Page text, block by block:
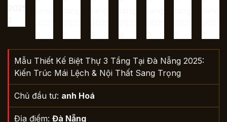
Mẫu Thiết Kế Biệt Thự 3 Tầng Tại Đà Nẵng 2025:
Kiến Trúc Mái Lệch & Nội Thất Sang Trọng
Chủ đầu tư: anh Hoá
Địa điểm: Đà Nẵng